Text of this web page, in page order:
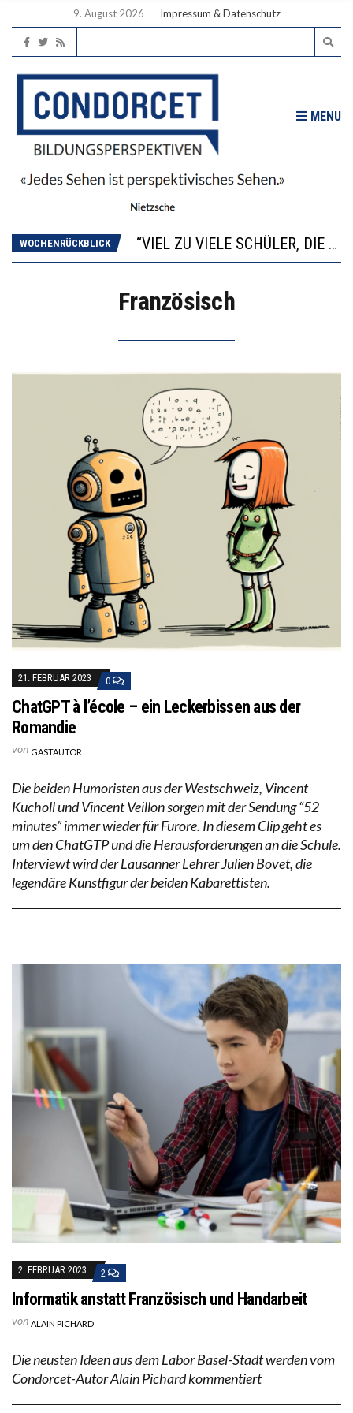
9. August 2026 Impressum & Datenschutz
MENU
WOCHENRÜCKBLICK
DIE GANZE HILFLOSIGKEIT DES BILDUNGSBÜRGERTUMS
Französisch
21. FEBRUAR 2023 0
ChatGPT à l’école – ein Leckerbissen aus der
Romandie
von GASTAUTOR
Die beiden Humoristen aus der Westschweiz, Vincent
Kucholl und Vincent Veillon sorgen mit der Sendung “52
minutes” immer wieder für Furore. In diesem Clip geht es
um den ChatGTP und die Herausforderungen an die Schule.
Interviewt wird der Lausanner Lehrer Julien Bovet, die
legendäre Kunstfigur der beiden Kabarettisten.
2. FEBRUAR 2023 2
Informatik anstatt Französisch und Handarbeit
von ALAIN PICHARD
Die neusten Ideen aus dem Labor Basel-Stadt werden vom
Condorcet-Autor Alain Pichard kommentiert